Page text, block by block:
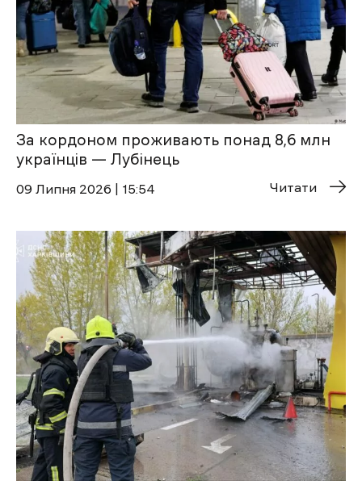
За кордоном проживають понад 8,6 млн
українців — Лубінець
09 Липня 2026 | 15:54 Читати